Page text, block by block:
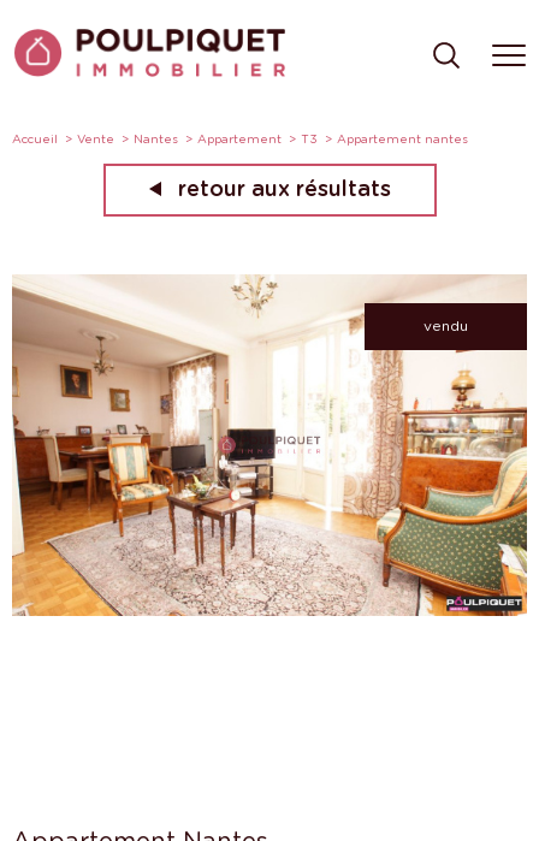
Accueil Vente Nantes Appartement T3 Appartement nantes
retour aux résultats
vendu